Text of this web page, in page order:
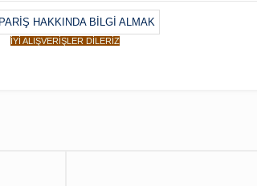
İYİ ALIŞVERİŞLER DİLERİZ